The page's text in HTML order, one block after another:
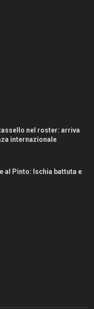
nel roster: arriva
internazionale
al Pinto: Ischia battuta e